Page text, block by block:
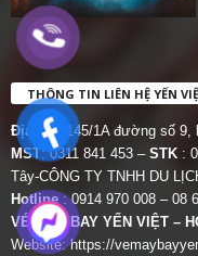
THÔNG TIN LIÊN HỆ YẾN
Địa chỉ:
145/1A đường số
MST: 0311 841 453 – STK :
Tây-CÔNG TY TNHH DU
Hotline : 0914 970 008 – 08
VÉ MÁY BAY YẾN VIỆT –
Website:https://